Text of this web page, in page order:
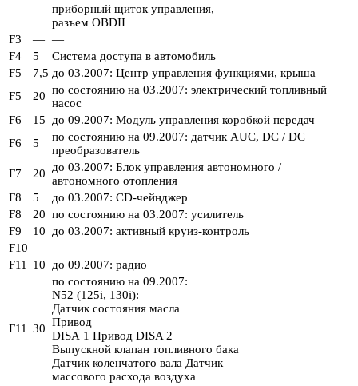
приборный щиток управления,
разъем OBDII
F3
— —
F4
5
Система доступа в автомобиль
F5
7,5 до 03.2007: Центр управления функциями, крыша
F5
20 по состоянию на 03.2007: электрический топливный
насос
F6
15 до 09.2007: Модуль управления коробкой передач
F6
5
по состоянию на 09.2007: датчик AUC, DC / DC
преобразователь
F7
20 до 03.2007: Блок управления автономного /
автономного отопления
F8
5
до 03.2007: CD-чейнджер
F8
20 по состоянию на 03.2007: усилитель
F9
10 до 03.2007: активный круиз-контроль
F10 — —
F11 10 до 09.2007: радио
F11 30
по состоянию на 09.2007:
N52 (125i, 130i):
Датчик состояния масла
Привод
DISA 1 Привод DISA 2
Выпускной клапан топливного бака
Датчик коленчатого вала Датчик
массового расхода воздуха